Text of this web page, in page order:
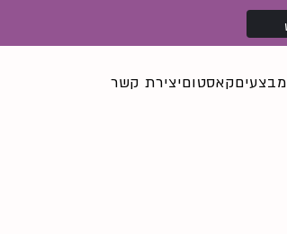
מבצעיםקאסטוםיצירת קשר